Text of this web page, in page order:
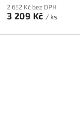
2 652 Kč bez DPH
3 209 Kč / ks